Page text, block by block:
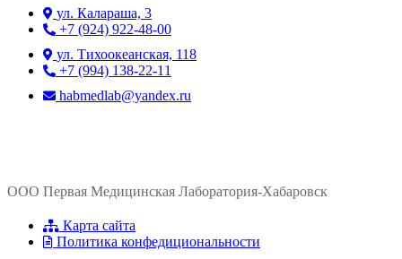
ул. ​Калараша, 3
+7 (924) 922-48-00
ул. ​Тихоокеанская, 118
+7 (994) 138-22-11
habmedlab@yandex.ru
ООО Первая Медицинская Лаборатория-Хабаровск
Карта сайта
Политика конфедициональности